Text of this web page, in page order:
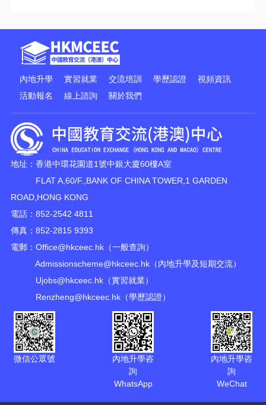
內地升學 實習就業 交流培訓 學歷認證
視頻資訊
活動報名
線上諮詢 關於我們
地址：香港中環花園道1號中銀大廈60樓A室
FLAT A,60/F.,BANK OF CHINA TOWER,1 GARDEN
ROAD,HONG KONG
電話：852-2542 4811
傳真：852-2815 9393
電郵： Office@hkceec.hk（一般查詢）
Admissionscheme@hkceec.hk（內地升學及短期交流）
Ujobs@hkceec.hk（實習就業）
Renzheng@hkceec.hk（學歷認證）
微信公眾號
內地升學咨
詢
WhatsApp
內地升學咨
詢
WeChat